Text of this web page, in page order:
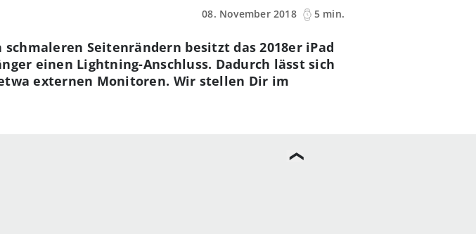
08. November 2018
5 min.
Seitenrändern besitzt das 2018er iPad
einen Lightning-Anschluss. Dadurch lässt sich
externen Monitoren. Wir stellen Dir im